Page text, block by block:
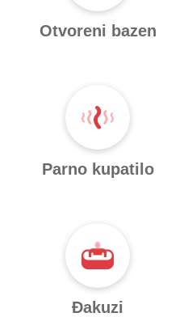
Otvoreni bazen
Parno kupatilo
Đakuzi